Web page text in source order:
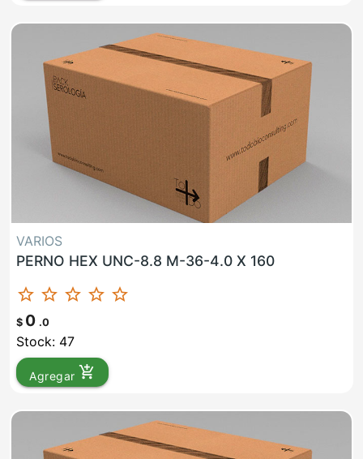
VARIOS
PERNO HEX UNC-8.8 M-36-4.0 X 160
star_border star_border star_border star_border star_border
$ 0 .0
Stock: 47
Agregar add_shopping_cart